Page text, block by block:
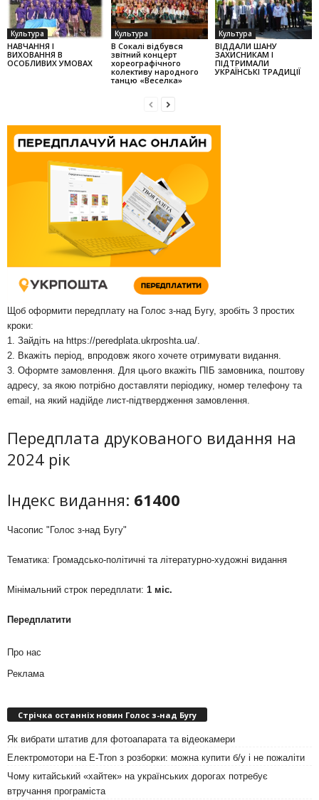
Культура
НАВЧАННЯ І
ВИХОВАННЯ В
ОСОБЛИВИХ УМОВАХ
Культура
В Сокалі відбувся
звітний концерт
хореографічного
колек­тиву народного
танцю «Веселка»
Культура
ВІДДАЛИ ШАНУ
ЗАХИСНИКАМ І
ПІДТРИМАЛИ
УКРАЇНСЬКІ ТРАДИЦІЇ
Щоб оформити передплату на Голос з-над Бугу, зробіть 3 простих
кроки:
1. Зайдіть на https://peredplata.ukrposhta.ua/
2. Вкажіть період, впродовж якого хочете отримувати видання.
3. Оформте замовлення. Для цього вкажіть ПІБ замовника, поштову
адресу, за якою потрібно доставляти періодику, номер телефону та
email, на який надійде лист-підтвердження замовлення.
Передплата друкованого видання на
2024 рік
Індекс видання: 61400
Часопис "Голос з-над Бугу"
Тематика: Громадсько-політичні та літературно-художні видання
Мінімальний строк передплати: 1 міс.
Передплатити
Про нас
Реклама
Стрічка останніх новин Голос з-над Бугу
Як вибрати штатив для фотоапарата та відеокамери
Електромотори на E-Tron з розборки: можна купити б/у і не пожаліти
Чому китайський «хайтек» на українських дорогах потребує
втручання програміста